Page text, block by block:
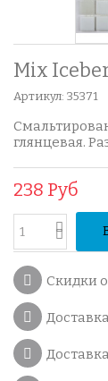
Mix
Артикул: 35371
глянцевая.
238 Руб
Скидки